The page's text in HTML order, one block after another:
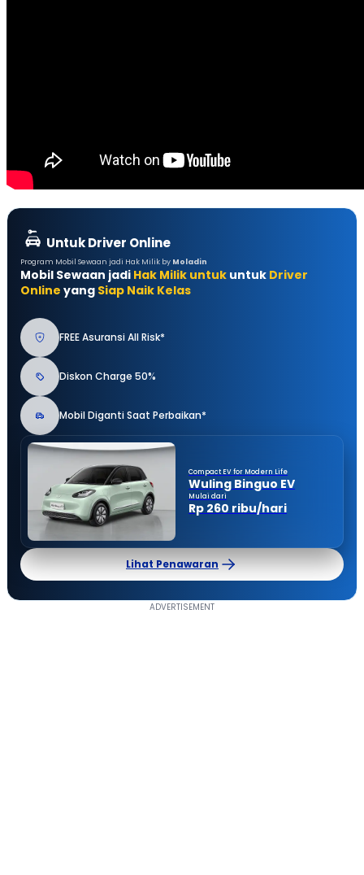
Untuk Driver Online
Program Mobil Sewaan jadi Hak Milik by Moladin
Mobil Sewaan jadi Hak Milik untuk untuk Driver
Online yang Siap Naik Kelas
FREE Asuransi All Risk*
Diskon Charge 50%
Mobil Diganti Saat Perbaikan*
Compact EV for Modern Life
Wuling Binguo EV
Mulai dari
Rp 260 ribu/hari
Lihat Penawaran